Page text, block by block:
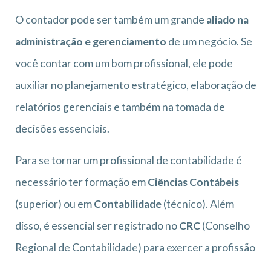
O contador pode ser também um grande aliado na
administração e gerenciamento de um negócio. Se
você contar com um bom profissional, ele pode
auxiliar no planejamento estratégico, elaboração de
relatórios gerenciais e também na tomada de
decisões essenciais.
Para se tornar um profissional de contabilidade é
necessário ter formação emCiências Contábeis
(superior) ou emContabilidade(técnico). Além
disso, é essencial ser registrado noCRC(Conselho
Regional de Contabilidade) para exercer a profissão